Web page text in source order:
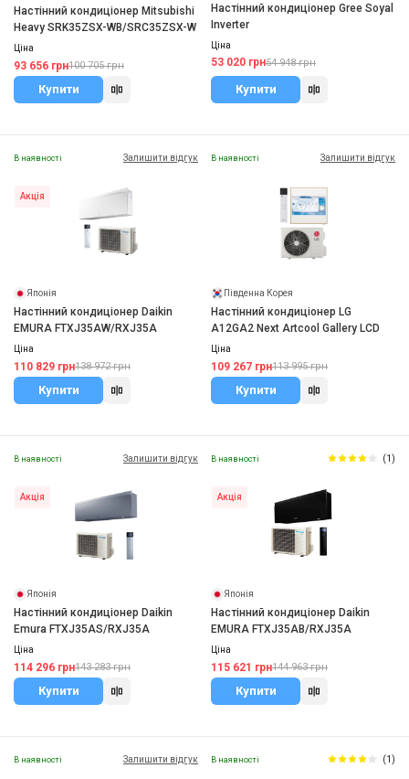
Настінний кондиціонер Mitsubishi
Heavy SRK35ZSX-WB/SRC35ZSX-W
Ціна
93 656 грн100 705 грн
Купити
Настінний кондиціонер Gree Soyal
Inverter
Ціна
53 020 грн54 948 грн
Купити
В наявності Залишити відгук
Акція
Японія
Настінний кондиціонер Daikin
EMURA FTXJ35AW/RXJ35A
Ціна
110 829 грн138 972 грн
Купити
В наявності Залишити відгук
Південна Корея
Настінний кондиціонер LG
A12GA2 Next Artcool Gallery LCD
Ціна
109 267 грн113 995 грн
Купити
В наявності Залишити відгук
Акція
Японія
Настінний кондиціонер Daikin
Emura FTXJ35AS/RXJ35A
Ціна
114 296 грн143 283 грн
Купити
В наявності (1)
Акція
Японія
Настінний кондиціонер Daikin
EMURA FTXJ35AВ/RXJ35A
Ціна
115 621 грн144 963 грн
Купити
В наявності Залишити відгук В наявності (1)